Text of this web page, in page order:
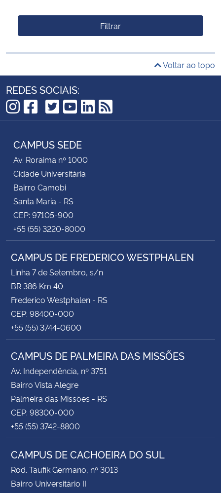
Filtrar
Voltar ao topo
REDES SOCIAIS:
Instagram
Facebook
TikTok
Twitter
YouTube
LinkedIn
RSS
CAMPUS SEDE
Av. Roraima nº 1000
Cidade Universitária
Bairro Camobi
Santa Maria - RS
CEP: 97105-900
+55 (55) 3220-8000
CAMPUS DE FREDERICO WESTPHALEN
Linha 7 de Setembro, s/n
BR 386 Km 40
Frederico Westphalen - RS
CEP: 98400-000
+55 (55) 3744-0600
CAMPUS DE PALMEIRA DAS MISSÕES
Av. Independência, nº 3751
Bairro Vista Alegre
Palmeira das Missões - RS
CEP: 98300-000
+55 (55) 3742-8800
CAMPUS DE CACHOEIRA DO SUL
Rod. Taufik Germano, nº 3013
Bairro Universitário II